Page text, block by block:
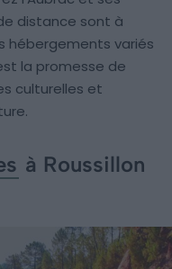
distance sont à
hébergements variés
la promesse de
culturelles et
à Roussillon